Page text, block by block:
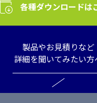
各種ダウンロードは
製品やお見積りなど
詳細を聞いてみたい方